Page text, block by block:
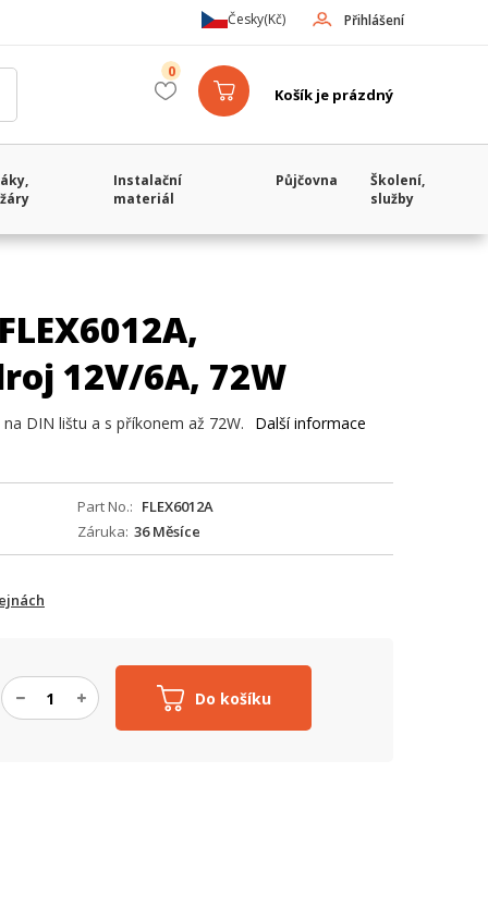
Přihlášení
Česky(Kč)
Košík je prázdný
0
Instalační
materiál
Půjčovna
Školení,
služby
12V/6A, 72W
DIN lištu a s příkonem až 72W. Další informace
Part No.
FLEX6012A
Záruka 36 Měsíce
Do košíku